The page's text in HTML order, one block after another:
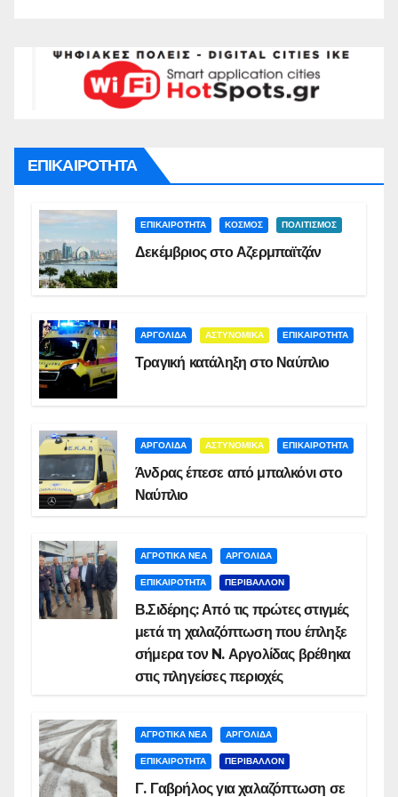
ΕΠΙΚΑΙΡΟΤΗΤΑ
ΕΠΙΚΑΙΡΟΤΗΤΑ ΚΟΣΜΟΣ ΠΟΛΙΤΙΣΜΟΣ
Δεκέμβριος στο Αζερμπαϊτζάν
ΑΡΓΟΛΙΔΑ ΑΣΤΥΝΟΜΙΚΑ ΕΠΙΚΑΙΡΟΤΗΤΑ
Τραγική κατάληξη στο Ναύπλιο
ΑΡΓΟΛΙΔΑ ΑΣΤΥΝΟΜΙΚΑ ΕΠΙΚΑΙΡΟΤΗΤΑ
Άνδρας έπεσε από μπαλκόνι στο
Ναύπλιο
ΑΓΡΟΤΙΚΑ ΝΕΑ ΑΡΓΟΛΙΔΑ
ΕΠΙΚΑΙΡΟΤΗΤΑ ΠΕΡΙΒΑΛΛΟΝ
Β.Σιδέρης: Από τις πρώτες στιγμές
μετά τη χαλαζόπτωση που έπληξε
σήμερα τον N. Αργολίδας βρέθηκα
στις πληγείσες περιοχές
ΑΓΡΟΤΙΚΑ ΝΕΑ ΑΡΓΟΛΙΔΑ
ΕΠΙΚΑΙΡΟΤΗΤΑ ΠΕΡΙΒΑΛΛΟΝ
Γ. Γαβρήλος για χαλαζόπτωση σε